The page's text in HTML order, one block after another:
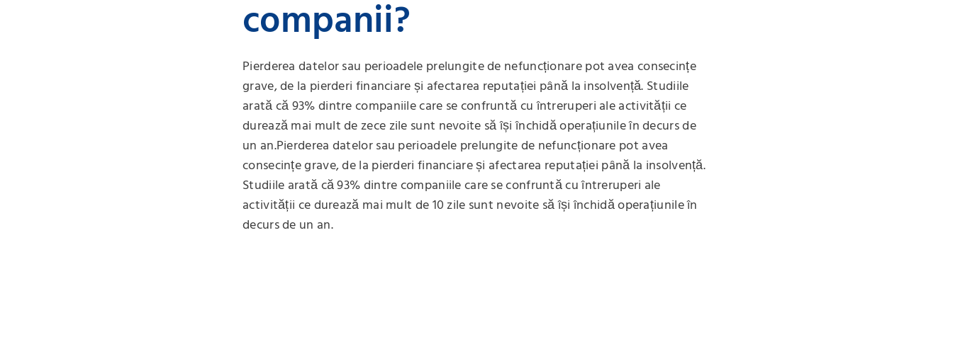
companii?
Pierderea datelor sau perioadele prelungite de nefuncționare pot avea consecințe
grave, de la pierderi financiare și afectarea reputației până la insolvență. Studiile
arată că 93% dintre companiile care se confruntă cu întreruperi ale activității ce
durează mai mult de zece zile sunt nevoite să își închidă operațiunile în decurs de
un an.Pierderea datelor sau perioadele prelungite de nefuncționare pot avea
consecințe grave, de la pierderi financiare și afectarea reputației până la insolvență.
Studiile arată că 93% dintre companiile care se confruntă cu întreruperi ale
activității ce durează mai mult de 10 zile sunt nevoite să își închidă operațiunile în
decurs de un an.